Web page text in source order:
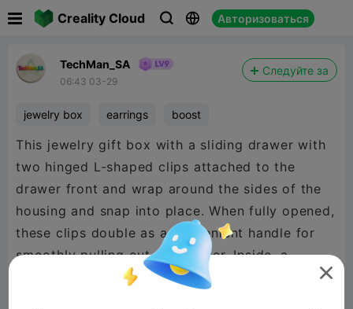
Creality Cloud   Авторизоваться
TechMan_SA
06:43 03-29
Следуйте за
jewelry box earrings boost
This jewelry gift box with a sliding drawer with
two hinged L-shaped clips attached to the
drawer front and wrap around the sides of the
housing and snap into place. When fully opened,
these clips double as a convenient handle for
smoothly pulling out the drawer. Inside, a
slanted display plate holds a pair of earrings
